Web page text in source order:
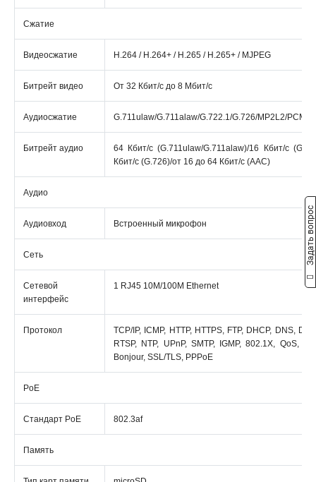
Сжатие
Видеосжатие Н.264 / Н.264+ / Н.265 / Н.265+ / MJPEG
Битрейт видео От 32 Кбит/с до 8 Мбит/с
Аудиосжатие G.711ulaw/G.711alaw/G.722.1/G.726/MP2L2/PCM/
Битрейт аудио
64 Кбит/с (G.711ulaw/G.711alaw)/16 Кбит/с
Кбит/с (G.726)/от 16 до 64 Кбит/с (AAC)
Аудио
Аудиовход Встроенный микрофон
Сеть
Сетевой
интерфейс
1 RJ45 10M/100M Ethernet
Протокол
TCP/IP, ICMP, HTTP, HTTPS, FTP, DHCP, DNS,
RTSP, NTP, UPnP, SMTP, IGMP, 802.1X, QoS,
Bonjour, SSL/TLS, PPPoE
PoE
Стандарт PoE 802.3af
Память
Задать вопрос